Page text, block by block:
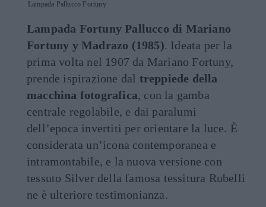
Lampada Pallucco Fortuny
Lampada Fortuny Pallucco di Mariano
Fortuny y Madrazo (1985). Ideata per la
prima volta nel 1907 da Mariano Fortuny,
prende ispirazione dal treppiede della
macchina fotografica, con la gamba
centrale regolabile, e dai paralumi
dell’epoca invertiti per orientare la luce. È
considerata un’icona contemporanea e
intramontabile, e la nuova versione con
tessuto Silver della famosa tessitura Rubelli
ne è ulteriore testimonianza.